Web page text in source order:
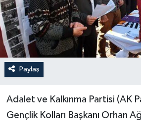
Paylaş
Adalet ve Kalkınma Partisi (AK
Gençlik Kolları Başkanı Orhan
Spor
Tarım
Turizm
Yerel Yönetimler